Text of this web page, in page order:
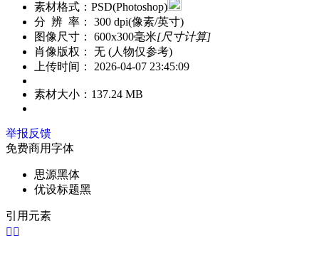
素材格式： PSD(Photoshop)
分 辨 率： 300 dpi(像素/英寸)
图像尺寸： 600x300毫米[尺寸计算]
肖像版权： 无 (人物仅参考)
上传时间： 2026-04-07 23:45:09
素材大小： 137.24 MB
举报反馈
免费商用字体
思源黑体
优设标题黑
引用元素
 